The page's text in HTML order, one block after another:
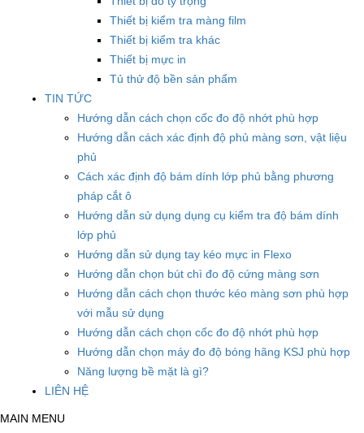
Thiết bị kiểm tra màng film
Thiết bị kiểm tra khác
Thiết bị mực in
Tủ thử độ bền sản phẩm
TIN TỨC
Hướng dẫn cách chọn cốc đo độ nhớt phù hợp
Hướng dẫn cách xác định độ phủ màng sơn, vật liệu
phủ
Cách xác định độ bám dính lớp phủ bằng phương
pháp cắt ô
Hướng dẫn sử dụng dụng cụ kiểm tra độ bám dính
lớp phủ
Hướng dẫn sử dụng tay kéo mực in Flexo
Hướng dẫn chọn bút chì đo độ cứng màng sơn
Hướng dẫn cách chọn thước kéo màng sơn phù hợp
với mẫu sử dụng
Hướng dẫn cách chọn cốc đo độ nhớt phù hợp
Hướng dẫn chọn máy đo độ bóng hãng KSJ phù hợp
Năng lượng bề mặt là gì?
LIÊN HỆ
MAIN MENU